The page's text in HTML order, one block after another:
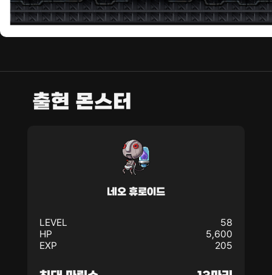
출현 몬스터
네오 휴로이드
LEVEL
58
HP
5,600
EXP
205